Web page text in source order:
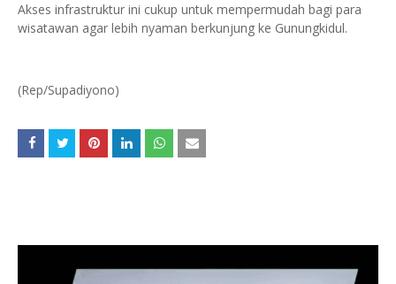
Akses infrastruktur ini cukup untuk mempermudah bagi para
wisatawan agar lebih nyaman berkunjung ke Gunungkidul.
(Rep/Supadiyono)